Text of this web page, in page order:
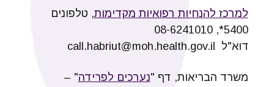
למרכז להנחיות רפואיות מקדימות, טלפונים
5400*, 08-6241010
דוא"ל call.habriut@moh.health.gov.il
משרד הבריאות, דף "נערכים לפרידה" –